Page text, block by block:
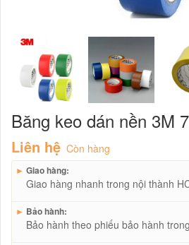
Băng keo dán nền 3M
Liên hệ Còn hàng
► Giao hàng:
Giao hàng nhanh trong nội thành
► Bảo hành:
Bảo hành theo phiếu bảo hành